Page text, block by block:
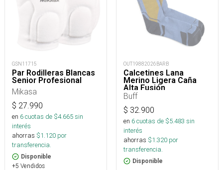
GSN11715
Par Rodilleras Blancas
Senior Profesional
Mikasa
$ 27.990
en 6cuotas de $4.665sin
interés
ahorras $1.120 por
transferencia.
Disponible
+5 Vendidos
OUT19882026BARB
Calcetines Lana
Merino Ligera Caña
Alta Fusión
Buff
$ 32.900
en 6cuotas de $5.483 sin
interés
ahorras $1.320 por
transferencia.
Disponible